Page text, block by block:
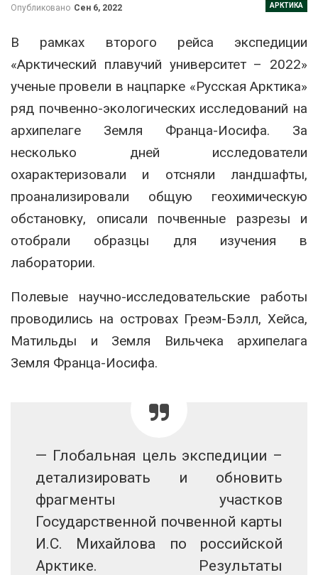
АРКТИКА
Опубликовано Сен 6, 2022
В рамках второго рейса экспедиции
«Арктический плавучий университет – 2022»
ученые провели в нацпарке «Русская Арктика»
ряд почвенно-экологических исследований на
архипелаге Земля Франца-Иосифа. За
несколько дней исследователи
охарактеризовали и отсняли ландшафты,
проанализировали общую геохимическую
обстановку, описали почвенные разрезы и
отобрали образцы для изучения в
лаборатории.
Полевые научно-исследовательские работы
проводились на островах Греэм-Бэлл, Хейса,
Матильды и Земля Вильчека архипелага
Земля Франца-Иосифа.
— Глобальная цель экспедиции –
детализировать и обновить
фрагменты участков
Государственной почвенной карты
И.С. Михайлова по российской
Арктике. Результаты